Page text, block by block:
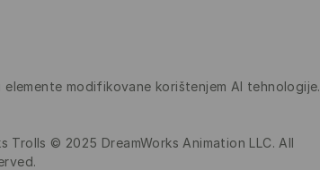
elemente modifikovane korištenjem AI tehnologije.
Trolls © 2025 DreamWorks Animation LLC. All